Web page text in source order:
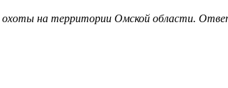
на территории Омской области.